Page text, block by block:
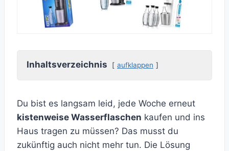
Inhaltsverzeichnis aufklappen
Du bist es langsam leid, jede Woche erneut
kistenweise Wasserflaschen kaufen und ins
Haus tragen zu müssen? Das musst du
zukünftig auch nicht mehr tun. Die Lösung